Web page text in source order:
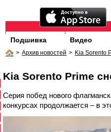
Подшивка Видео
> Архив новостей > Kia Sorento
Kia Sorento Prime
Серия побед нового
конкурсах продолжается – в